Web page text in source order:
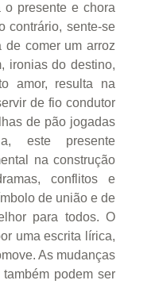
o presente e chora
contrário, sente-se
comer um arroz
ironias do destino,
amor, resulta na
de fio condutor
de pão jogadas
este presente
na construção
conflitos e
de união e de
para todos. O
uma escrita lírica,
As mudanças
podem ser